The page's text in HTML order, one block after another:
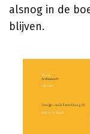
alsnog in de
blijven.